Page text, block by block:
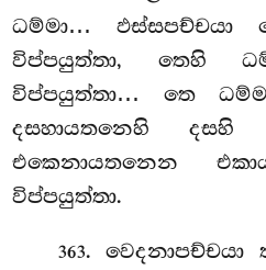
ධම්මා… ඵස්සපච්චයා
විප්පයුත්තා, තෙහි
විප්පයුත්තා… තෙ
දසහායතනෙහි දසහි
එකෙනායතනෙන
විප්පයුත්තා.
363.